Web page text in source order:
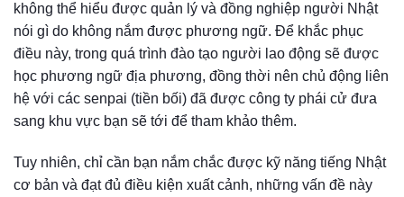
không thể hiểu được quản lý và đồng nghiệp người Nhật
nói gì do không nắm được phương ngữ. Để khắc phục
điều này, trong quá trình đào tạo người lao động sẽ được
học phương ngữ địa phương, đồng thời nên chủ động liên
hệ với các senpai (tiền bối) đã được công ty phái cử đưa
sang khu vực bạn sẽ tới để tham khảo thêm.
Tuy nhiên, chỉ cần bạn nắm chắc được kỹ năng tiếng Nhật
cơ bản và đạt đủ điều kiện xuất cảnh, những vấn đề này